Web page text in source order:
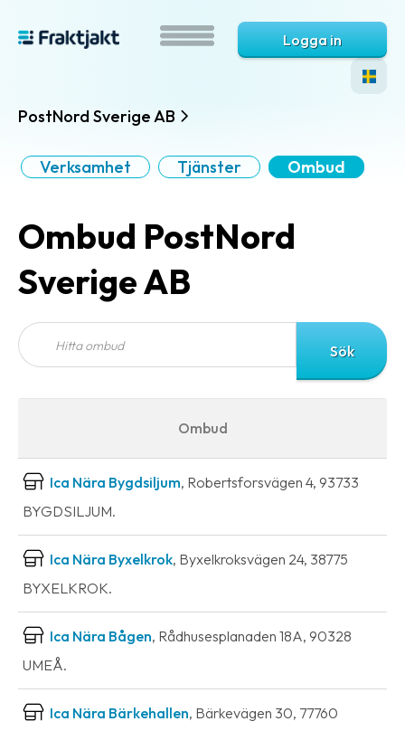
Logga in
PostNord Sverige AB
Verksamhet Tjänster Ombud
Ombud PostNord
Sverige AB
Ombud
Ica Nära Bygdsiljum, Robertsforsvägen 4, 93733
BYGDSILJUM.
Ica Nära Byxelkrok, Byxelkroksvägen 24, 38775
BYXELKROK.
Ica Nära Bågen, Rådhusesplanaden 18A, 90328
UMEÅ.
Ica Nära Bärkehallen, Bärkevägen 30, 77760